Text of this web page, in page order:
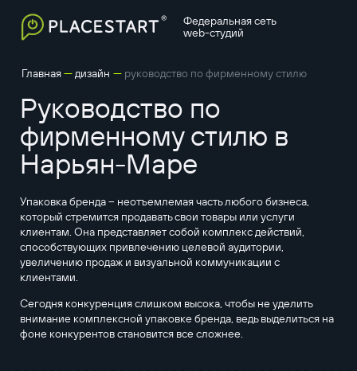
Федеральная сеть
web-студий
Главная—дизайн — руководство по фирменному стилю
Руководство по
фирменному стилю в
Нарьян-Маре
Упаковка бренда – неотъемлемая часть любого бизнеса,
который стремится продавать свои товары или услуги
клиентам. Она представляет собой комплекс действий,
способствующих привлечению целевой аудитории,
увеличению продаж и визуальной коммуникации с
клиентами.
Сегодня конкуренция слишком высока, чтобы не уделить
внимание комплексной упаковке бренда, ведь выделиться на
фоне конкурентов становится все сложнее.